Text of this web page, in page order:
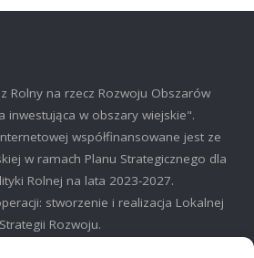
Rolny na rzecz Rozwoju Obszarów
inwestująca w obszary wiejskie".
współfinansowane jest ze
w ramach Planu Strategicznego dla
Rolnej na lata 2023-2027.
stworzenie i realizacja Lokalnej
Strategii Rozwoju.